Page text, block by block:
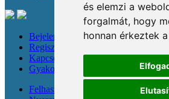
és elemzi a
forgalmát, hogy
honnan érkeztek
Bejelentkezés
Regisztráció
Kapcsolat
Gyakori kérdések
Felhasználási feltételek